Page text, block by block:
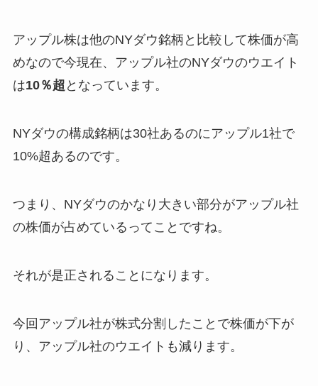
アップル株は他のNYダウ銘柄と比較して株価が高
めなので今現在、アップル社のNYダウのウエイト
は10％超 となっています。
NYダウの構成銘柄は30社あるのにアップル1社で
10%超あるのです。
つまり、NYダウのかなり大きい部分がアップル社
の株価が占めているってことですね。
それが是正されることになります。
今回アップル社が株式分割したことで株価が下が
り、アップル社のウエイトも減ります。